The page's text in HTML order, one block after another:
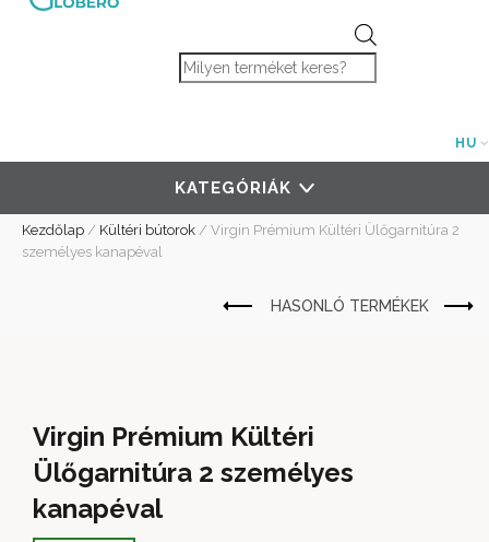
Products search
HU
KATEGÓRIÁK
Kezdőlap / Kültéri bútorok / Virgin Prémium Kültéri Ülőgarnitúra 2
személyes kanapéval
Virgin Prémium Kültéri
Ülőgarnitúra 2 személyes
kanapéval